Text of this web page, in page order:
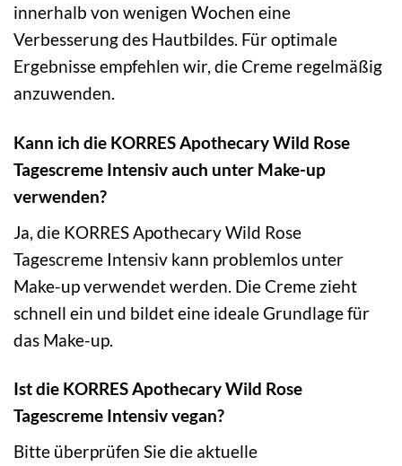
innerhalb von wenigen Wochen eine
Verbesserung des Hautbildes. Für optimale
Ergebnisse empfehlen wir, die Creme regelmäßig
anzuwenden.
Kann ich die KORRES Apothecary Wild Rose
Tagescreme Intensiv auch unter Make-up
verwenden?
Ja, die KORRES Apothecary Wild Rose
Tagescreme Intensiv kann problemlos unter
Make-up verwendet werden. Die Creme zieht
schnell ein und bildet eine ideale Grundlage für
das Make-up.
Ist die KORRES Apothecary Wild Rose
Tagescreme Intensiv vegan?
Bitte überprüfen Sie die aktuelle